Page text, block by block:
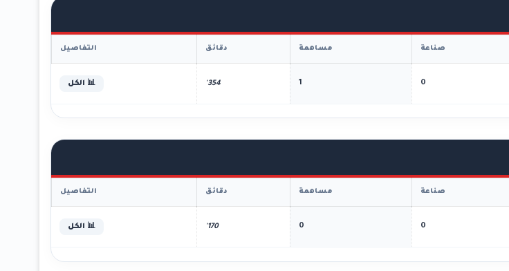
صناعة مساهمة دقائق التفاصيل
0
1
354' 📊 الكل
صناعة مساهمة دقائق التفاصيل
0
0
170' 📊 الكل